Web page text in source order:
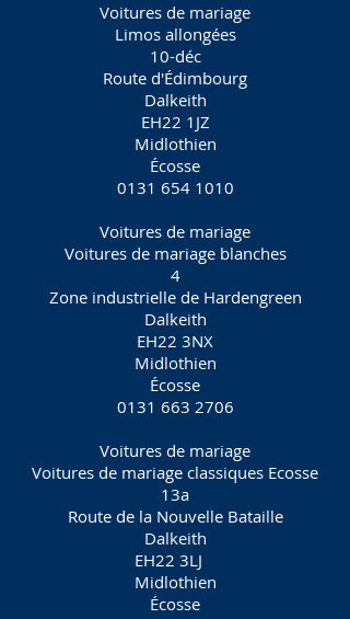
Voitures de mariage
Limos allongées
10-déc
Route d'Édimbourg
Dalkeith
EH22 1JZ
Midlothien
Écosse
0131 654 1010
Voitures de mariage
Voitures de mariage blanches
4
Zone industrielle de Hardengreen
Dalkeith
EH22 3NX
Midlothien
Écosse
0131 663 2706
Voitures de mariage
Voitures de mariage classiques Ecosse
13a
Route de la Nouvelle Bataille
Dalkeith
EH22 3LJ
Midlothien
Écosse